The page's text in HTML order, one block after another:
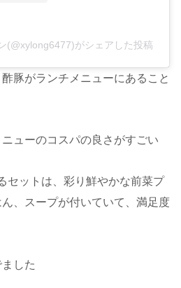
(@xylong6477)がシェアした投稿
豚がランチメニューにあること
ューのコスパの良さがすごい
セットは、彩り鮮やかな前菜プ
、スープが付いていて、満足度
した